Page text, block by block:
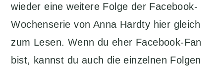
wieder eine weitere Folge der Facebook-
Wochenserie von Anna Hardty hier gleich
zum Lesen. Wenn du eher Facebook-Fan
bist, kannst du auch die einzelnen Folgen